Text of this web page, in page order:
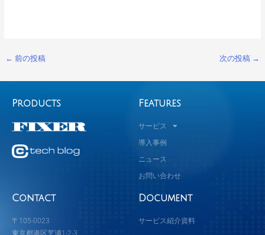
← 前の投稿 次の投稿 →
Products Features
サービス
導入事例
ニュース
お問い合わせ
Contact
〒105-0023
東京都港区芝浦1-2-3
Document
サービス紹介資料